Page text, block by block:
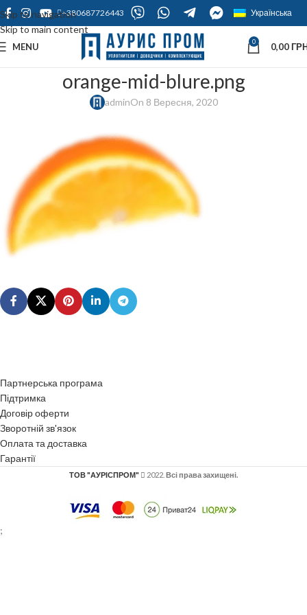
Skip to navigation
Skip to main content
+380687726443 Українська
MENU 0 0,00
orange-mid-blure.png
adminOn 8 Вересня, 2020
Партнерська програма
Підтримка
Договір оферти
Зворотній зв'язок
Оплата та доставка
Гарантії
ТОВ "АУРІСПРОМ" 2022. Всі права захищені.
;